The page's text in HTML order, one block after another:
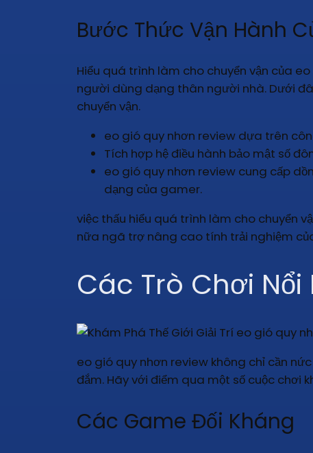
Bước Thức Vận Hành
Hiểu quá trình làm cho chuyển vận của
người dùng dạng thân người nhà. Dưới
chuyển vận.
eo gió quy nhơn review dựa trên
Tích hợp hệ điều hành bảo mật số
eo gió quy nhơn review cung cấp
dạng của gamer.
việc thấu hiểu quá trình làm cho chuyển
nữa ngã trợ nâng cao tính trải nghiệm
Các Trò Chơi
eo gió quy nhơn review không chỉ cần
đắm. Hãy với điểm qua một số cuộc chơi
Các Game Đối Kháng